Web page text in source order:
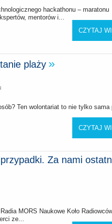
hackathonu – maratonu
mentorów i...
CZYTAJ
plaży
Ten wolontariat to nie tylko sama
CZYTAJ
Za nami
MORS Naukowe Koło
ze...